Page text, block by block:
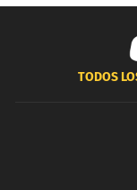
TODOS